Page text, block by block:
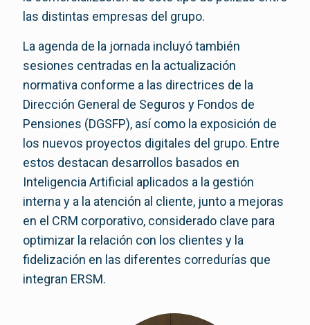
las distintas empresas del grupo.
La agenda de la jornada incluyó también
sesiones centradas en la actualización
normativa conforme a las directrices de la
Dirección General de Seguros y Fondos de
Pensiones (DGSFP), así como la exposición de
los nuevos proyectos digitales del grupo. Entre
estos destacan desarrollos basados en
Inteligencia Artificial aplicados a la gestión
interna y a la atención al cliente, junto a mejoras
en el CRM corporativo, considerado clave para
optimizar la relación con los clientes y la
fidelización en las diferentes corredurías que
integran ERSM.